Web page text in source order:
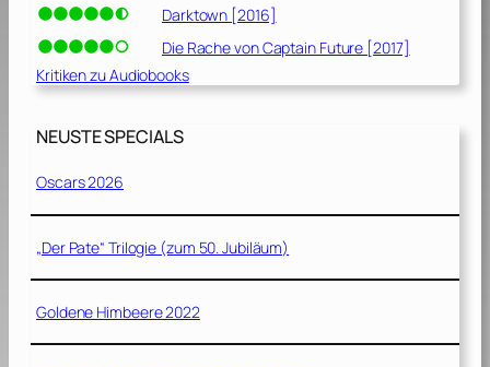
Darktown [2016]
Die Rache von Captain Future [2017]
Kritiken zu Audiobooks
NEUSTE SPECIALS
Oscars 2026
„Der Pate“ Trilogie (zum 50. Jubiläum)
Goldene Himbeere 2022